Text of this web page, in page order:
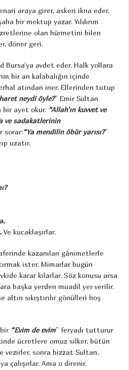
araya girer, askeri ikna eder.
bir mektup yazar. Yıldırım
olan hürmetini bilen
döner geri.
Bursa’ya avdet eder. Halk yollara
bir an kalabalığın içinde
atından iner. Ellerinden tutup
neydi öyle?” Emir Sultan
bir ayet okur. “Allah’ın kuvvet ve
ve sadakatlerinin
sorar:“Ya mendilin öbür yarısı?”
uzatır.
Ve kucaklaşırlar.
kazanılan gânimetlerle
ister. Mimarlar bugün
karar kılarlar. Söz konusu arsa
başka yerden muadil yer verilir.
sıkıştırılır gönülleri hoş
bir “Evim de evim” feryadı tutturur
ücretlere omuz silker, bütün
vezirler, sonra bizzat Sultan,
çalışırlar. Ama o direnir.